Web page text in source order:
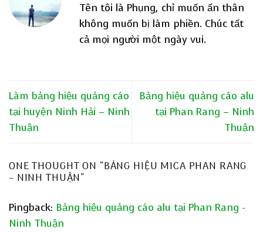
Tên tôi là Phụng, chỉ muốn ẩn thân
không muốn bị làm phiền. Chúc tất
cả mọi người một ngày vui.
Làm bảng hiệu quảng cáo
tại huyện Ninh Hải – Ninh
Thuận
Bảng hiệu quảng cáo alu
tại Phan Rang – Ninh
Thuận
ONE THOUGHT ON “BẢNG HIỆU MICA PHAN RANG
– NINH THUẬN”
Pingback: Bảng hiệu quảng cáo alu tại Phan Rang -
Ninh Thuận